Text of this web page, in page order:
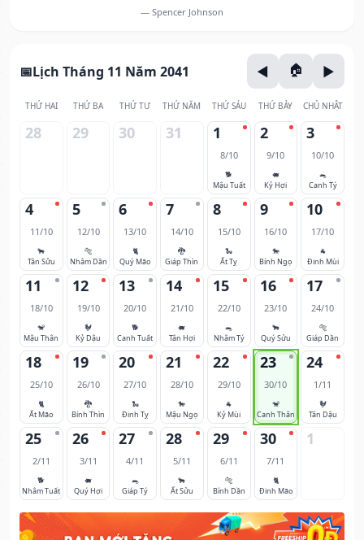
— Spencer Johnson
Lịch Tháng 11 Năm 2041
THỨ HAI THỨ BA THỨ TƯ THỨ NĂM THỨ SÁU THỨ BẢY CHỦ NHẬT
28 29 30 31 1
8/10
🐕
Mậu Tuất
2
9/10
🐖
Kỷ Hợi
3
10/10
🐀
Canh Tý
4
11/10
🐂
Tân Sửu
5
12/10
🐅
Nhâm Dần
6
13/10
🐈
Quý Mão
7
14/10
🐉
Giáp Thìn
8
15/10
🐍
Ất Tỵ
9
16/10
🐎
Bính Ngọ
10
17/10
🐐
Đinh Mùi
11
18/10
🐒
Mậu Thân
12
19/10
🐓
Kỷ Dậu
13
20/10
🐕
Canh Tuất
14
21/10
🐖
Tân Hợi
15
22/10
🐀
Nhâm Tý
16
23/10
🐂
Quý Sửu
17
24/10
🐅
Giáp Dần
18
25/10
🐈
Ất Mão
19
26/10
🐉
Bính Thìn
20
27/10
🐍
Đinh Tỵ
21
28/10
🐎
Mậu Ngọ
22
29/10
🐐
Kỷ Mùi
23
30/10
🐒
Canh Thân
24
1/11
🐓
Tân Dậu
25
2/11
🐕
Nhâm Tuất
26
3/11
🐖
Quý Hợi
27
4/11
🐀
Giáp Tý
28
5/11
🐂
Ất Sửu
29
6/11
🐅
Bính Dần
30
7/11
🐈
Đinh Mão
1